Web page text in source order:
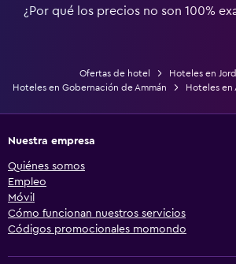
¿Por qué los precios no son 100%
Ofertas de hotel
Hoteles en
Hoteles en Gobernación de Ammán
Hoteles en
Nuestra empresa
Quiénes somos
Empleo
Móvil
Cómo funcionan nuestros servicios
Códigos promocionales momondo